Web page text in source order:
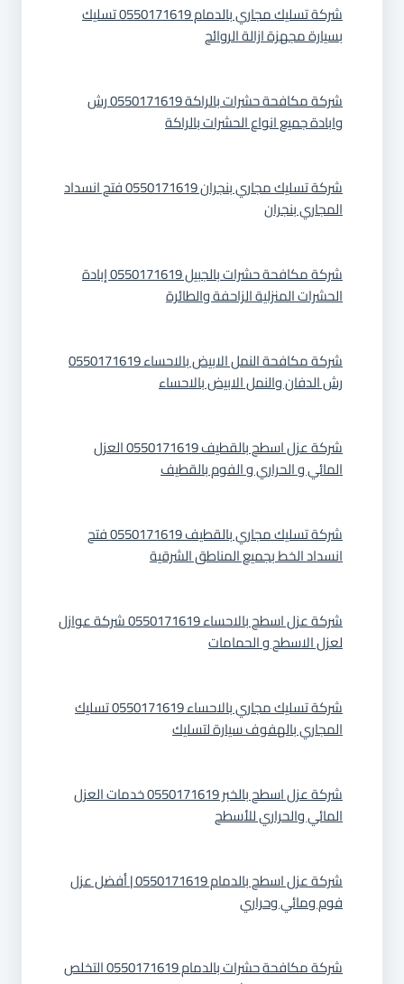
شركة تسليك مجاري بالدمام 0550171619 تسليك
بسيارة مجهزة ازالة الروائح
شركة مكافحة حشرات بالراكة 0550171619 رش
وابادة جميع انواع الحشرات بالراكة
شركة تسليك مجاري بنجران 0550171619 فتح انسداد
المجاري بنجران
شركة مكافحة حشرات بالجبيل 0550171619 إبادة
الحشرات المنزلية الزاحفة والطائرة
شركة مكافحة النمل الابيض بالاحساء 0550171619
رش الدفان والنمل الابيض بالاحساء
شركة عزل اسطح بالقطيف 0550171619 العزل
المائي و الحراري و الفوم بالقطيف
شركة تسليك مجاري بالقطيف 0550171619 فتح
انسداد الخط بجميع المناطق الشرقية
شركة عزل اسطح بالاحساء 0550171619 شركة عوازل
لعزل الاسطح و الحمامات
شركة تسليك مجاري بالاحساء 0550171619 تسليك
المجاري بالهفوف سيارة لتسليك
شركة عزل اسطح بالخبر 0550171619 خدمات العزل
المائي والحراري للأسطح
شركة عزل اسطح بالدمام 0550171619 | أفضل عزل
فوم ومائي وحراري
شركة مكافحة حشرات بالدمام 0550171619 التخلص